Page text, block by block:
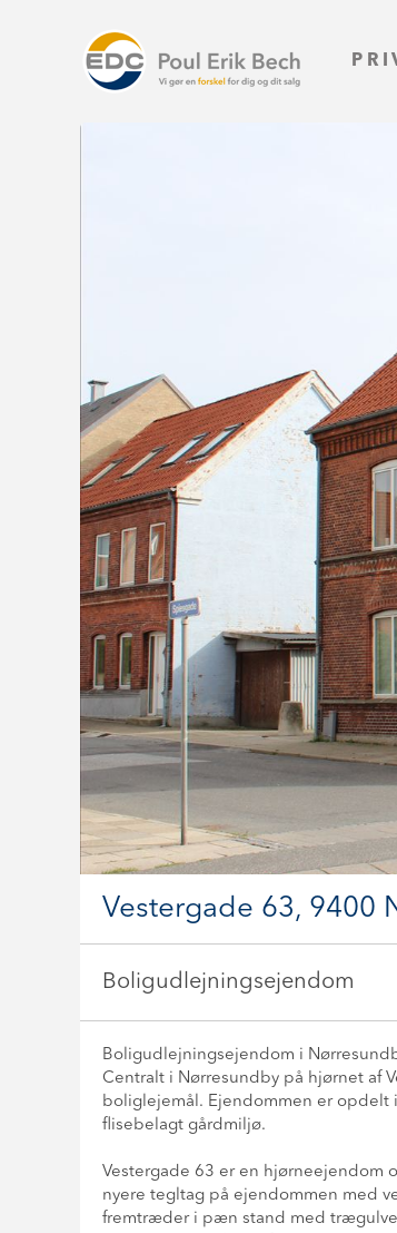
Vestergade 63, 9400
Boligudlejningsejendom
Boligudlejningsejendom i
Centralt i Nørresundby på hjørnet af
boliglejemål. Ejendommen er opdelt
flisebelagt gårdmiljø.
Vestergade 63 er en hjørneejendom
nyere tegltag på ejendommen med
fremtræder i pæn stand med trægulve